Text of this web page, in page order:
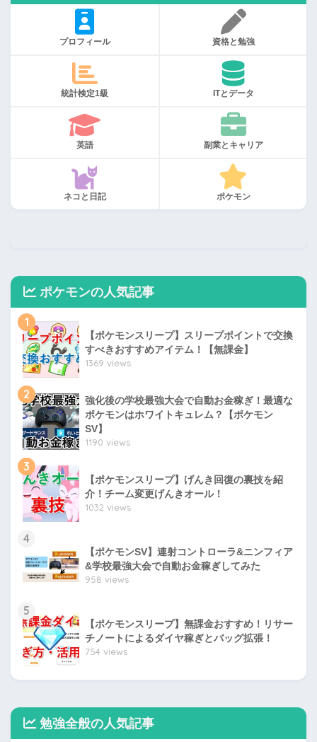
プロフィール 資格と勉強
統計検定1級 ITとデータ
英語 副業とキャリア
ネコと日記 ポケモン
ポケモンの人気記事
1
【ポケモンスリープ】スリープポイントで交換
すべきおすすめアイテム！【無課金】
1369 views
2
強化後の学校最強大会で自動お金稼ぎ！最適な
ポケモンはホワイトキュレム？【ポケモン
SV】
1190 views
3
【ポケモンスリープ】げんき回復の裏技を紹
介！チーム変更げんきオール！
1032 views
4
【ポケモンSV】連射コントローラ&ニンフィア
&学校最強大会で自動お金稼ぎしてみた
958 views
5
【ポケモンスリープ】無課金おすすめ！リサー
チノートによるダイヤ稼ぎとバッグ拡張！
754 views
勉強全般の人気記事